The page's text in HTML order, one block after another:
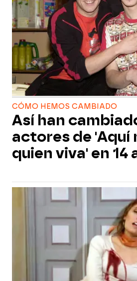
CÓMO HEMOS CAMBIADO
Así han
actores de 'Aquí
quien viva' en 14